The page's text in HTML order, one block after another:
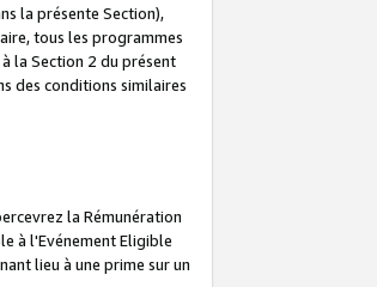
la présente Section),
tous les programmes
la Section 2 du présent
des conditions similaires
la Rémunération
à l'Evénement Eligible
lieu à une prime sur un